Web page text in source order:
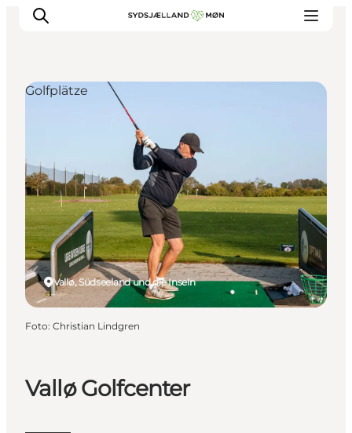
Städte und Orte
Events
Essen
Unterkunft
Reise planen
Vallø Golfcenter
Vallø, Südseeland und die Inseln
Golfplätze
Foto: Christian Lindgren